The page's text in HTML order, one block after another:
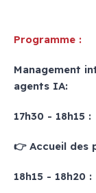
Programme :
Management
agents IA:
17h30 - 18h15 :
👉 Accueil des
18h15 - 18h20 :